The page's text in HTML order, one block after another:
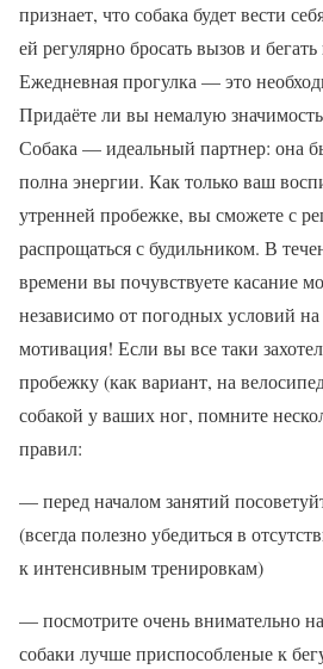
признает, что собака будет вести
ей регулярно бросать вызов и
Ежедневная прогулка — это
Придаёте ли вы немалую
Собака — идеальный партнер: она
полна энергии. Как только ваш
утренней пробежке, вы сможете с
распрощаться с будильником. В
времени вы почувствуете касание
независимо от погодных условий
мотивация! Если вы все таки
пробежку (как вариант, на
собакой у ваших ног, помните
правил:
— перед началом занятий
(всегда полезно убедиться в
к интенсивным тренировкам)
— посмотрите очень внимательно
собаки лучше приспособленые к